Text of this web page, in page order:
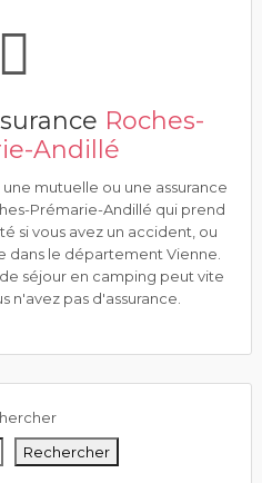
Roches-
Andillé
mutuelle ou une assurance
Prémarie-Andillé qui prend
si vous avez un accident, ou
le département Vienne.
séjour en camping peut vite
n'avez pas d'assurance.
Rechercher